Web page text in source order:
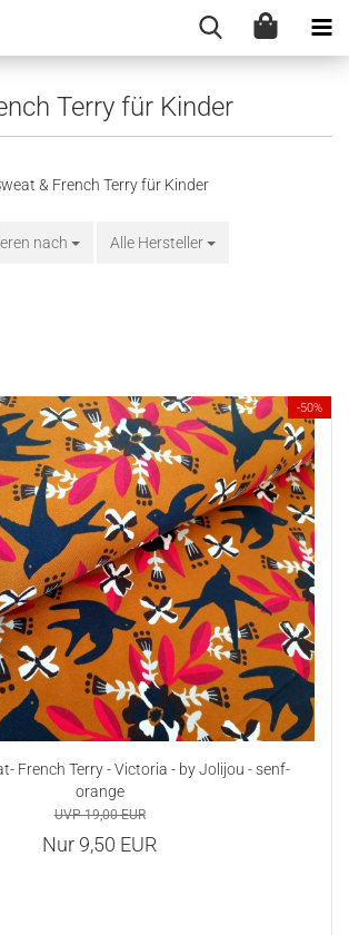
Terry für Kinder
& French Terry für Kinder
nach
nach Alle Hersteller
-50%
French Terry - Victoria - by Jolijou - senf-
orange
UVP 19,00 EUR
Nur 9,50 EUR